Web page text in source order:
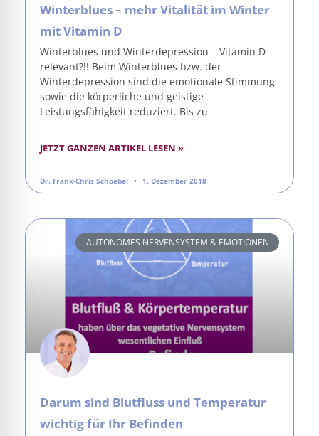
Winterblues – mehr Vitalität im Winter
mit Vitamin D
Winterblues und Winterdepression – Vitamin D
relevant?!! Beim Winterblues bzw. der
Winterdepression sind die emotionale Stimmung
sowie die körperliche und geistige
Leistungsfähigkeit reduziert. Bis zu
JETZT GANZEN ARTIKEL LESEN »
Dr. Frank-Chris Schoebel 1. Dezember 2018
AUTONOMES NERVENSYSTEM & EMOTIONEN
Darum sind Blutfluss und Temperatur
wichtig für Ihr Befinden